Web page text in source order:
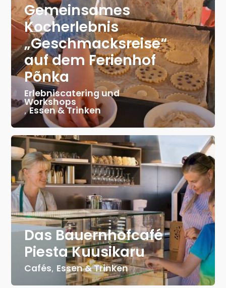
Gemeinsames
Kocherlebnis
„Geschmacksreise“
auf dem Ferienhof
Põnka
Erlebniscatering und
Workshops
,Essen & Trinken
Das Bauernhofcafé
Piesta Kuusikaru
Cafés, Essen & Trinken